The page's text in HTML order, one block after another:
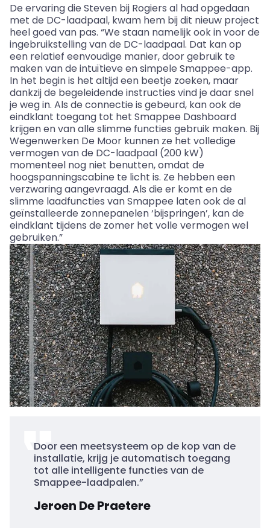
De ervaring die Steven bij Rogiers al had opgedaan
met de DC-laadpaal, kwam hem bij dit nieuw project
heel goed van pas. “We staan namelijk ook in voor de
ingebruikstelling van de DC-laadpaal. Dat kan op
een relatief eenvoudige manier, door gebruik te
maken van de intuïtieve en simpele Smappee-app.
In het begin is het altijd een beetje zoeken, maar
dankzij de begeleidende instructies vind je daar snel
je weg in. Als de connectie is gebeurd, kan ook de
eindklant toegang tot het Smappee Dashboard
krijgen en van alle slimme functies gebruik maken. Bij
Wegenwerken De Moor kunnen ze het volledige
vermogen van de DC-laadpaal (200 kW)
momenteel nog niet benutten, omdat de
hoogspanningscabine te licht is. Ze hebben een
verzwaring aangevraagd. Als die er komt en de
slimme laadfuncties van Smappee laten ook de al
geïnstalleerde zonnepanelen ‘bijspringen’, kan de
eindklant tijdens de zomer het volle vermogen wel
gebruiken.”
Door een meetsysteem op de kop van de
installatie, krijg je automatisch toegang
tot alle intelligente functies van de
Smappee-laadpalen.”
Jeroen De Praetere